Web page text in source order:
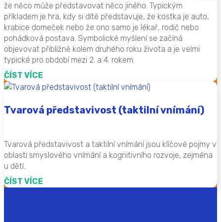
že něco může představovat něco jiného. Typickým
příkladem je hra, kdy si dítě představuje, že kostka je auto,
krabice domeček nebo že ono samo je lékař, rodič nebo
pohádková postava. Symbolické myšlení se začíná
objevovat přibližně kolem druhého roku života a je velmi
typické pro období mezi 2. a 4. rokem.
ČÍST VÍCE
Tvarová představivost (taktilní vnímání)
Tvarová představivost a taktilní vnímání jsou klíčové pojmy v
oblasti smyslového vnímání a kognitivního rozvoje, zejména
u dětí.
ČÍST VÍCE